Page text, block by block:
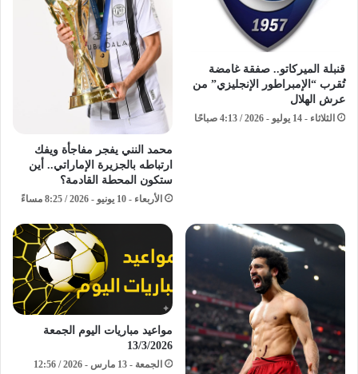
قنبلة الميركاتو.. صفقة غامضة
تُقرب “الإمبراطور الإنجليزي” من
عرش الهلال
الثلاثاء - 14 يوليو - 2026 / 4:13 صباحًا
محمد النني يفجر مفاجأة ويفك
ارتباطه بالجزيرة الإماراتي.. أين
ستكون المحطة القادمة؟
الأربعاء - 10 يونيو - 2026 / 8:25 مساءً
مواعيد مباريات اليوم الجمعة
13/3/2026
الجمعة - 13 مارس - 2026 / 12:56